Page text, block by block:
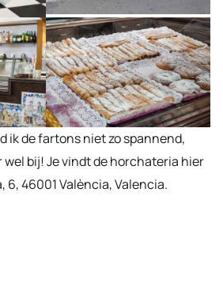
ik de fartons niet zo spannend,
wel bij! Je vindt de horchateria hier
6, 46001 València, Valencia.